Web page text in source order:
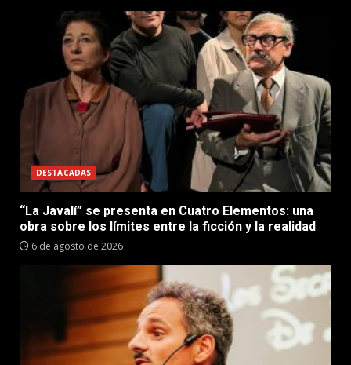
DESTACADAS
“La Javalí” se presenta en Cuatro Elementos: una
obra sobre los límites entre la ficción y la realidad
6 de agosto de 2026